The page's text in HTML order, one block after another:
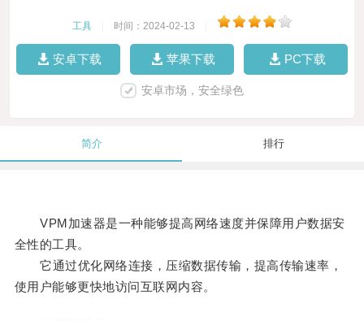
工具 时间：2024-02-13
安卓下载 苹果下载 PC下载
安卓市场，安全绿色
简介 排行
VPM加速器是一种能够提高网络速度并保障用户数据安
全性的工具。
它通过优化网络连接，压缩数据传输，提高传输速率，
使用户能够更快地访问互联网内容。